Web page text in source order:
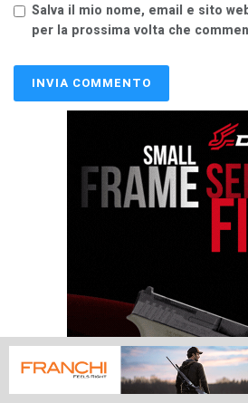
Salva il mio nome, email e sito
per la prossima volta che